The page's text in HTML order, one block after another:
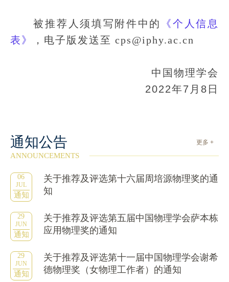
被推荐人须填写附件中的
《个人信息
表》
，电子版发送至 cps@iphy.ac.cn
中国物理学会
2022年7月8日
通知公告 更多 +
ANNOUNCEMENTS
06
JUL
通知
关于推荐及评选第十六届周培源物理奖的通
知
29
JUN
通知
关于推荐及评选第五届中国物理学会萨本栋
应用物理奖的通知
29
JUN
通知
关于推荐及评选第十一届中国物理学会谢希
德物理奖（女物理工作者）的通知